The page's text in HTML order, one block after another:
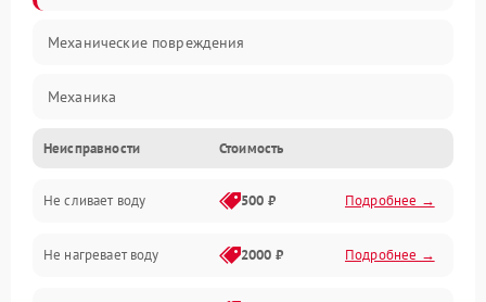
Механические повреждения
Механика
Управление
Электропитание
Датчики
Неисправности Стоимость
Не сливает воду 500 ₽ Подробнее →
Не нагревает воду 2000 ₽ Подробнее →